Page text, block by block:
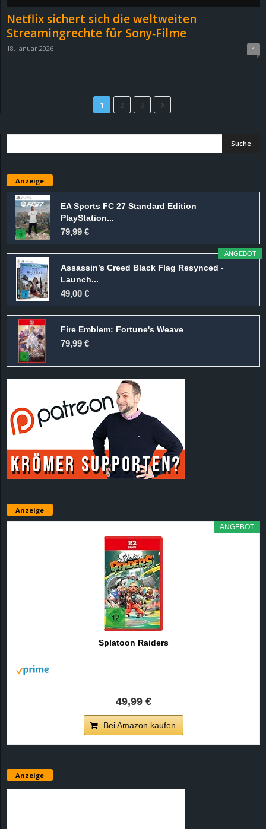
Netflix sichert sich die weltweiten
Streamingrechte für Sony‑Filme
18. Januar 2026 1
1 2 3
Anzeige
EA Sports FC 27 Standard Edition
PlayStation...
79,99 €
ANGEBOT
Assassin’s Creed Black Flag Resynced -
Launch...
49,00 €
Fire Emblem: Fortune's Weave
79,99 €
Anzeige
ANGEBOT
Splatoon Raiders
49,99 €
Bei Amazon kaufen
Anzeige